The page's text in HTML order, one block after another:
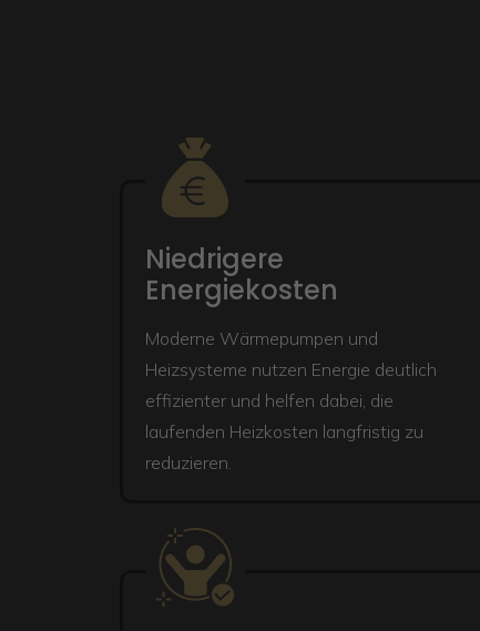
Niedrigere
Energiekosten
Moderne Wärmepumpen und
Heizsysteme nutzen Energie deutlich
effizienter und helfen dabei, die
laufenden Heizkosten langfristig zu
reduzieren.